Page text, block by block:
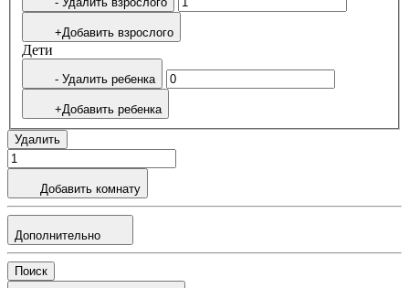
+Добавить взрослого
Дети
- Удалить ребенка
+Добавить ребенка
Удалить
Добавить комнату
Дополнительно
Поиск